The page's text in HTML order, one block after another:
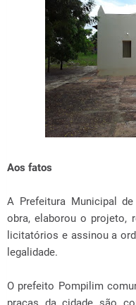
Aos fatos
A Prefeitura Municipal
obra, elaborou o projeto,
licitatórios e assinou a
legalidade.
O prefeito Pompilim